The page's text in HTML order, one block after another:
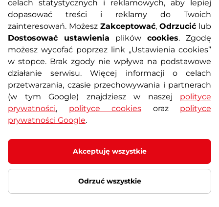
Polityka prywatności Koszty przesyłek
Metody płatności Program lojalnościowy
Usługi dodatkowe Reklamacje i serwis
Formularz kontaktowy Wyposażenie siłowni
celach statystycznych i reklamowych, aby lepiej
dopasować treści i reklamy do Twoich
zainteresowań. Możesz Zakceptować, Odrzucić lub
Dostosować ustawienia plików cookies. Zgodę
możesz wycofać poprzez link „Ustawienia cookies”
w stopce. Brak zgody nie wpływa na podstawowe
działanie serwisu. Więcej informacji o celach
przetwarzania, czasie przechowywania i partnerach
(w tym Google) znajdziesz w naszej polityce
prywatności, polityce cookies oraz polityce
prywatności Google.
Akceptuję wszystkie
Odrzuć wszystkie